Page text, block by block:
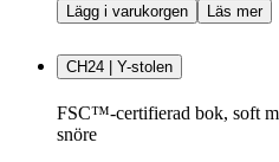
Lägg i varukorgen Läs mer
CH24 | Y-stolen
FSC™-certifierad bok, soft
snöre